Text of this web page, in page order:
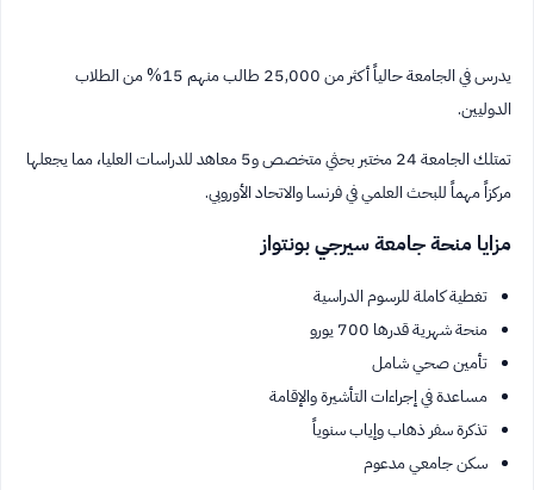
يدرس في الجامعة حالياً أكثر من 25,000 طالب منهم 15% من الطلاب
الدوليين.
تمتلك الجامعة 24 مختبر بحثي متخصص و5 معاهد للدراسات العليا، مما يجعلها
مركزاً مهماً للبحث العلمي في فرنسا والاتحاد الأوروبي.
مزايا منحة جامعة سيرجي بونتواز
تغطية كاملة للرسوم الدراسية
منحة شهرية قدرها 700 يورو
تأمين صحي شامل
مساعدة في إجراءات التأشيرة والإقامة
تذكرة سفر ذهاب وإياب سنوياً
سكن جامعي مدعوم